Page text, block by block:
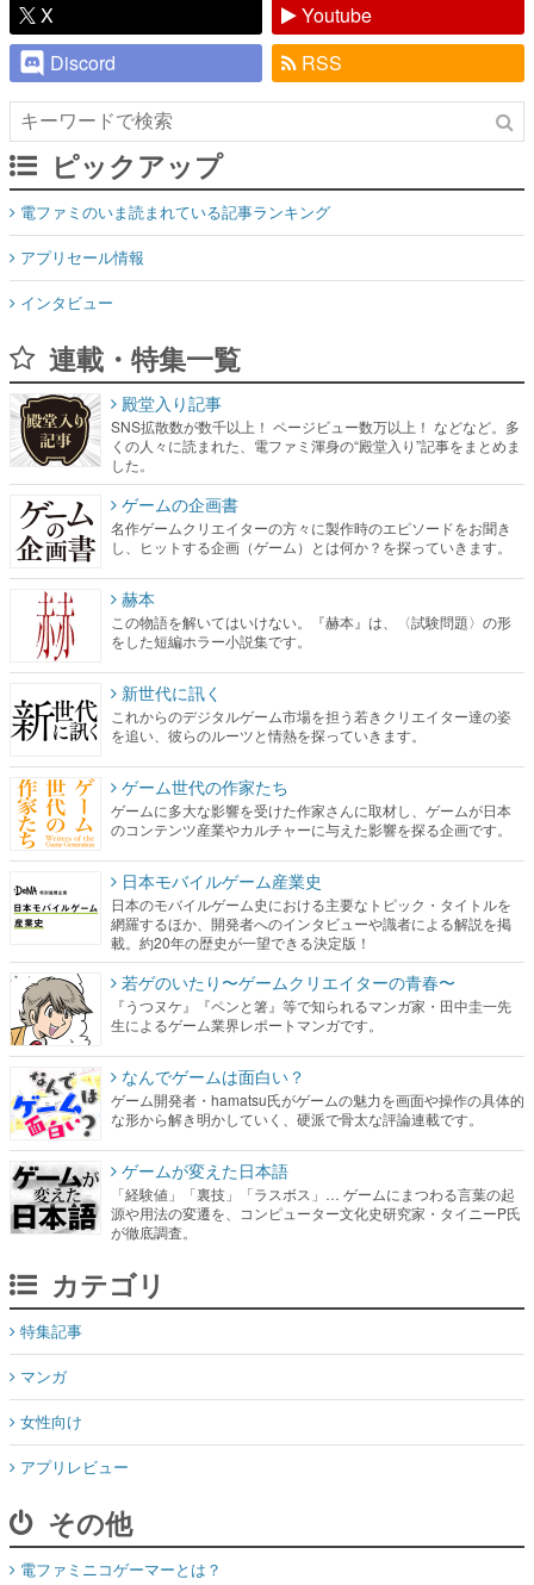
X
Youtube
Discord
RSS
ピックアップ
電ファミのいま読まれている記事ランキング
アプリセール情報
インタビュー
連載・特集一覧
殿堂入り記事
SNS拡散数が数千以上！ ページビュー数万以上！ などなど。多
くの人々に読まれた、電ファミ渾身の“殿堂入り”記事をまとめま
した。
ゲームの企画書
名作ゲームクリエイターの方々に製作時のエピソードをお聞き
し、ヒットする企画（ゲーム）とは何か？を探っていきます。
赫本
この物語を解いてはいけない。『赫本』は、〈試験問題〉の形
をした短編ホラー小説集です。
新世代に訊く
これからのデジタルゲーム市場を担う若きクリエイター達の姿
を追い、彼らのルーツと情熱を探っていきます。
ゲーム世代の作家たち
ゲームに多大な影響を受けた作家さんに取材し、ゲームが日本
のコンテンツ産業やカルチャーに与えた影響を探る企画です。
日本モバイルゲーム産業史
日本のモバイルゲーム史における主要なトピック・タイトルを
網羅するほか、開発者へのインタビューや識者による解説を掲
載。約20年の歴史が一望できる決定版！
若ゲのいたり〜ゲームクリエイターの青春〜
『うつヌケ』『ペンと箸』等で知られるマンガ家・田中圭一先
生によるゲーム業界レポートマンガです。
なんでゲームは面白い？
ゲーム開発者・hamatsu氏がゲームの魅力を画面や操作の具体的
な形から解き明かしていく、硬派で骨太な評論連載です。
ゲームが変えた日本語
「経験値」「裏技」「ラスボス」… ゲームにまつわる言葉の起
源や用法の変遷を、コンピューター文化史研究家・タイニーP氏
が徹底調査。
カテゴリ
特集記事
マンガ
女性向け
アプリレビュー
その他
電ファミニコゲーマーとは？